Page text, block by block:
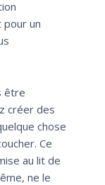
pour un
être
créer des
chose
Ce
au lit de
ne le